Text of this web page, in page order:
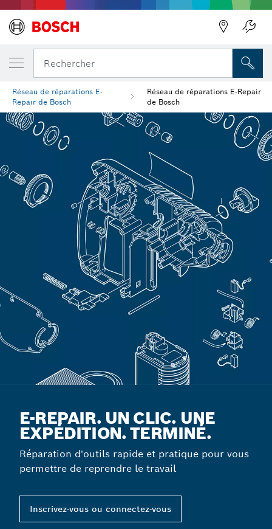
Rechercher
Réseau de réparations E-
Repair de Bosch
Réseau de réparations E-Repair
de Bosch
E-REPAIR. UN CLIC. UNE
EXPÉDITION. TERMINÉ.
Réparation d'outils rapide et pratique pour vous
permettre de reprendre le travail
Inscrivez-vous ou connectez-vous